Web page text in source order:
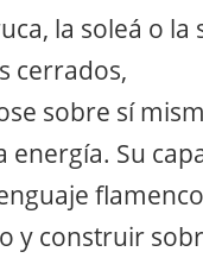
la soleá o la
cerrados,
sobre sí
energía. Su
y construir